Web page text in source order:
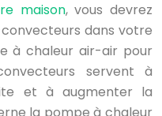
maison, vous devrez
dans votre
à chaleur air-air pour
servent à
et à augmenter la